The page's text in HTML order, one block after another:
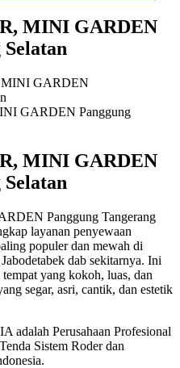
MINI GARDEN
GARDEN Panggung
MINI GARDEN
Panggung Tangerang
layanan penyewaan
populer dan mewah di
dab sekitarnya. Ini
yang kokoh, luas, dan
segar, asri, cantik, dan estetik
Perusahaan Profesional
Sistem Roder dan